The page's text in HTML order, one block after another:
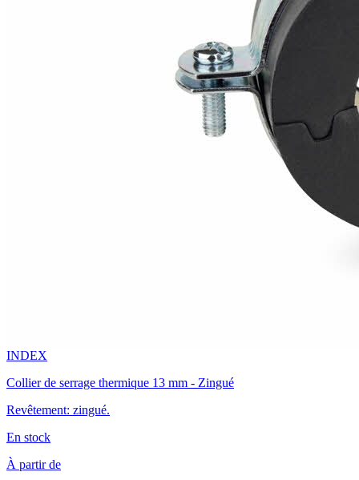
INDEX
Collier de serrage thermique 13 mm - Zingué
Revêtement: zingué.
En stock
À partir de